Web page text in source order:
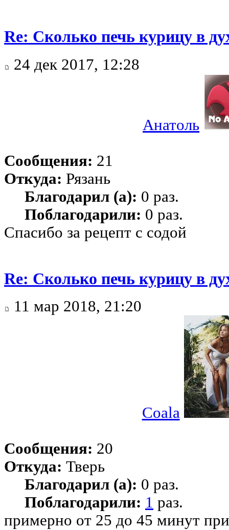
Re: Сколько печь курицу в
24 дек 2017, 12:28
Анатоль
Сообщения: 21
Откуда: Рязань
Благодарил (а): 0 раз.
Поблагодарили: 0 раз.
Спасибо за рецепт с содой
Re: Сколько печь курицу в
11 мар 2018, 21:20
Coala
Сообщения: 20
Откуда: Тверь
Благодарил (а): 0 раз.
Поблагодарили: 1 раз.
примерно от 25 до 45 минут